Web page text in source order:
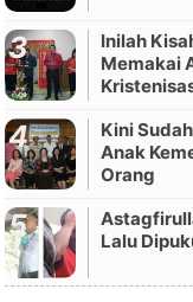
Inilah
Memakai
Kini
Anak
Orang
Lalu